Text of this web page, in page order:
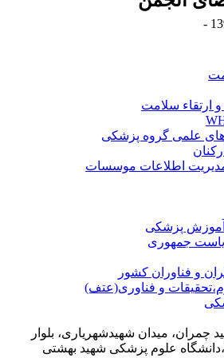
ارتقاء سلامت
علمی گروه پزشکی
اطلاعات موسسات
پزشکی
جمهوری
و فناوران کشور
و فناوری(عتف)
چمران، میدان شهیدشهریاری، بلوار
علوم پزشکی شهید بهشتی